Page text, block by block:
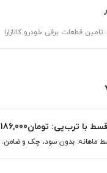
قطعات برقی خودرو کالازارا
با ترب‌پی: تومان186,000